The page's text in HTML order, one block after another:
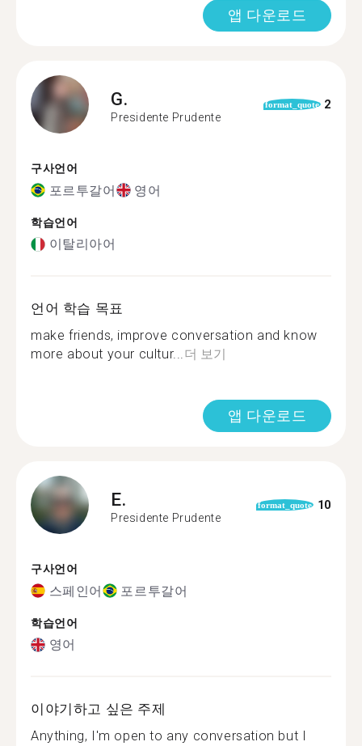
앱 다운로드
G.
Presidente Prudente
format_quote 2
구사언어
포르투갈어 영어
학습언어
이탈리아어
언어 학습 목표
make friends, improve conversation and know
more about your cultur...더 보기
앱 다운로드
E.
Presidente Prudente
format_quote 10
구사언어
스페인어 포르투갈어
학습언어
영어
이야기하고 싶은 주제
Anything, I'm open to any conversation but I